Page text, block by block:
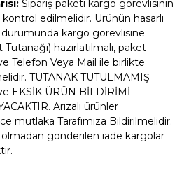
Sipariş paketi kargo görevlisinin
kontrol edilmelidir. Ürünün hasarlı
durumunda kargo görevlisine
Tutanağı) hazırlatılmalı, paket
Telefon Veya Mail ile birlikte
TUTANAK TUTULMAMIŞ
EKSİK ÜRÜN BİLDİRİMİ
Arızalı ürünler
mutlaka Tarafımıza Bildirilmelidir.
gönderilen iade kargolar